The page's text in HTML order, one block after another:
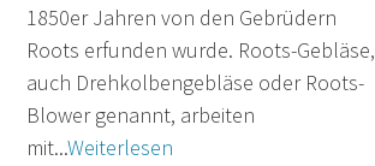
1850er Jahren von den Gebrüdern
Roots erfunden wurde. Roots-Gebläse,
auch Drehkolbengebläse oder Roots-
Blower genannt, arbeiten
mit...Weiterlesen